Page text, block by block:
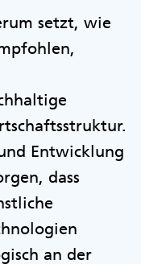
setzt, wie
Entwicklung
dass
an der